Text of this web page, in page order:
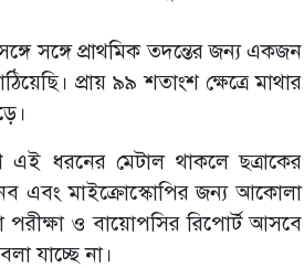
সঙ্গে প্রাথমিক তদন্তের জন্য একজন
প্রায় ৯৯ শতাংশ ক্ষেত্রে মাথার
ধরনের মেটাল থাকলে ছত্রাকের
এবং মাইক্রোস্কোপির জন্য আকোলা
পরীক্ষা ও বায়োপসির রিপোর্ট আসবে
যাচ্ছে না।